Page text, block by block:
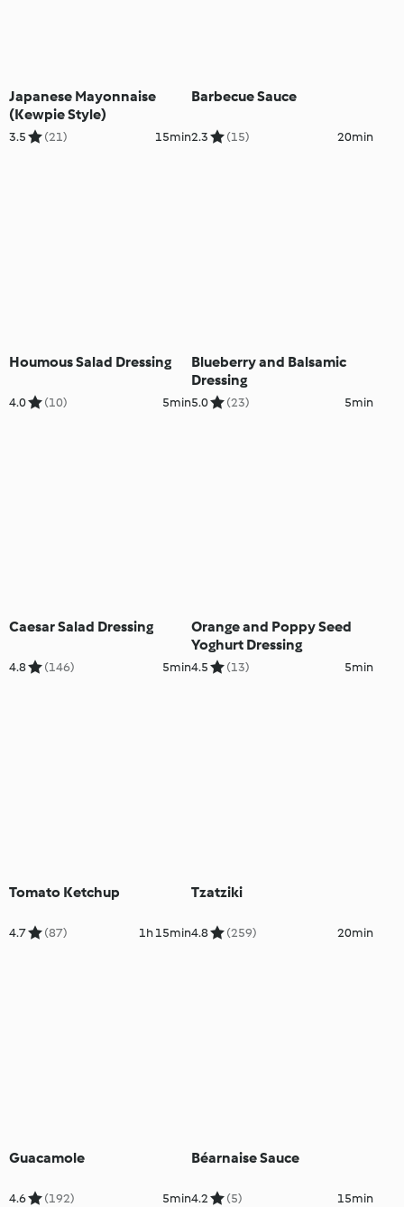
Japanese Mayonnaise
(Kewpie Style)
3.5 (21) 15min
Barbecue Sauce
2.3 (15) 20min
Houmous Salad Dressing
4.0 (10) 5min
Blueberry and Balsamic
Dressing
5.0 (23) 5min
Caesar Salad Dressing
4.8 (146) 5min
Orange and Poppy Seed
Yoghurt Dressing
4.5 (13) 5min
Tomato Ketchup
4.7 (87) 1h 15min
Tzatziki
4.8 (259) 20min
Guacamole
4.6 (192) 5min
Béarnaise Sauce
4.2 (5) 15min